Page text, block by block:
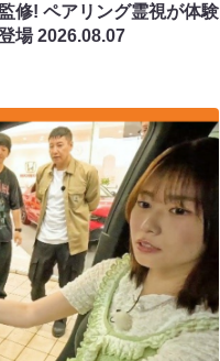
修! ペアリング霊視が体験
場2026.08.07